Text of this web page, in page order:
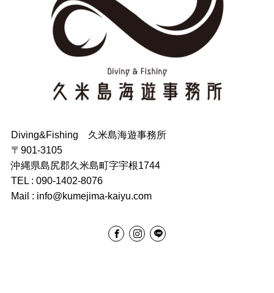
Diving&Fishing 久米島海遊事務所
〒901-3105
沖縄県島尻郡久米島町字宇根1744
TEL : 090-1402-8076
Mail : info@kumejima-kaiyu.com